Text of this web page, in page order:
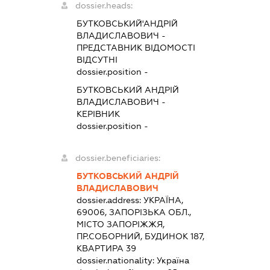
dossier.heads:
БУТКОВСЬКИЙ'АНДРІЙ
ВЛАДИСЛАВОВИЧ -
ПРЕДСТАВНИКВІДОМОСТІ
ВІДСУТНІ
dossier.position -
БУТКОВСЬКИЙ АНДРІЙ
ВЛАДИСЛАВОВИЧ -
КЕРІВНИК
dossier.position -
dossier.beneficiaries:
БУТКОВСЬКИЙ АНДРІЙ
ВЛАДИСЛАВОВИЧ
dossier.address: УКРАЇНА,
69006, ЗАПОРІЗЬКА ОБЛ.,
МІСТО ЗАПОРІЖЖЯ,
ПР.СОБОРНИЙ, БУДИНОК 187,
КВАРТИРА 39
dossier.nationality: Україна